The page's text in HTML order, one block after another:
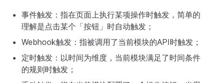
事件触发：指在页面上执行某项操作时触发，简单的
理解是点击某个「按钮」时自动触发；
Webhook触发：指被调用了当前模块的API时触发；
定时触发：以时间为维度，当前模块满足了时间条件
的规则时触发；